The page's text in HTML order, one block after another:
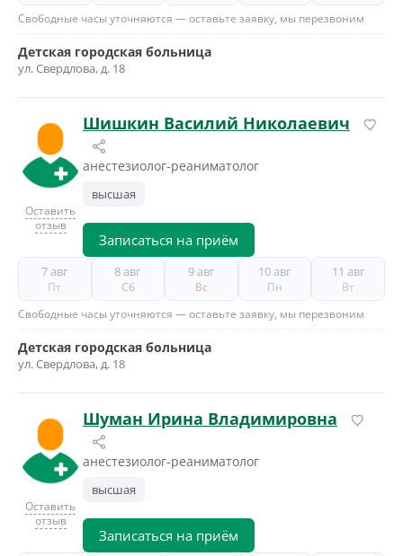
Свободные часы уточняются — оставьте заявку, мы перезвоним
Детская городская больница
ул. Свердлова, д. 18
Оставить
отзыв
Шишкин Василий Николаевич
анестезиолог-реаниматолог
высшая
Записаться на приём
7 авг
Пт
8 авг
Сб
9 авг
Вс
10 авг
Пн
11 авг
Вт
Свободные часы уточняются — оставьте заявку, мы перезвоним
Детская городская больница
ул. Свердлова, д. 18
Оставить
отзыв
Шуман Ирина Владимировна
анестезиолог-реаниматолог
высшая
Записаться на приём